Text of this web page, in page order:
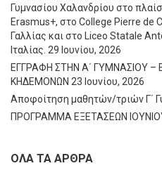
Γυμνασίου Χαλανδρίου στο
Erasmus+, στο College Pierre de
Γαλλίας και στο Liceo Statale
Ιταλίας. 29 Ιουνίου, 2026
ΕΓΓΡΑΦΗ ΣΤΗΝ Α΄ ΓΥΜΝΑΣΙΟΥ –
ΚΗΔΕΜΟΝΩΝ 23 Ιουνίου, 2026
Αποφοίτηση μαθητών/τριών Γ΄
ΠΡΟΓΡΑΜΜΑ ΕΞΕΤΑΣΕΩΝ
ΟΛΑ ΤΑ ΑΡΘΡΑ